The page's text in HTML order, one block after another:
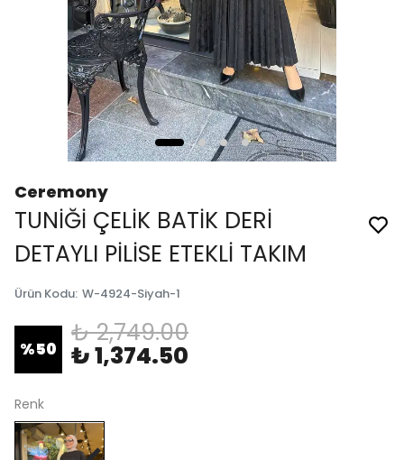
Ceremony
TUNİĞİ ÇELİK BATİK DERİ
DETAYLI PİLİSE ETEKLİ TAKIM
Ürün Kodu: W-4924-Siyah-1
%50
₺ 2,749.00
₺ 1,374.50
Renk